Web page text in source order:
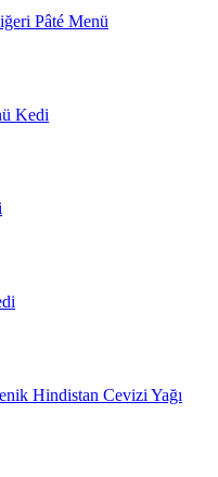
Pâté Menü
Kedi
Hindistan Cevizi Yağı